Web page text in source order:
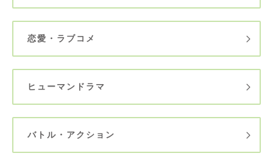
恋愛・ラブコメ
ヒューマンドラマ
バトル・アクション